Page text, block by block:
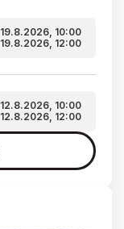
19.8.2026, 10:00
19.8.2026, 12:00
12.8.2026, 10:00
12.8.2026, 12:00